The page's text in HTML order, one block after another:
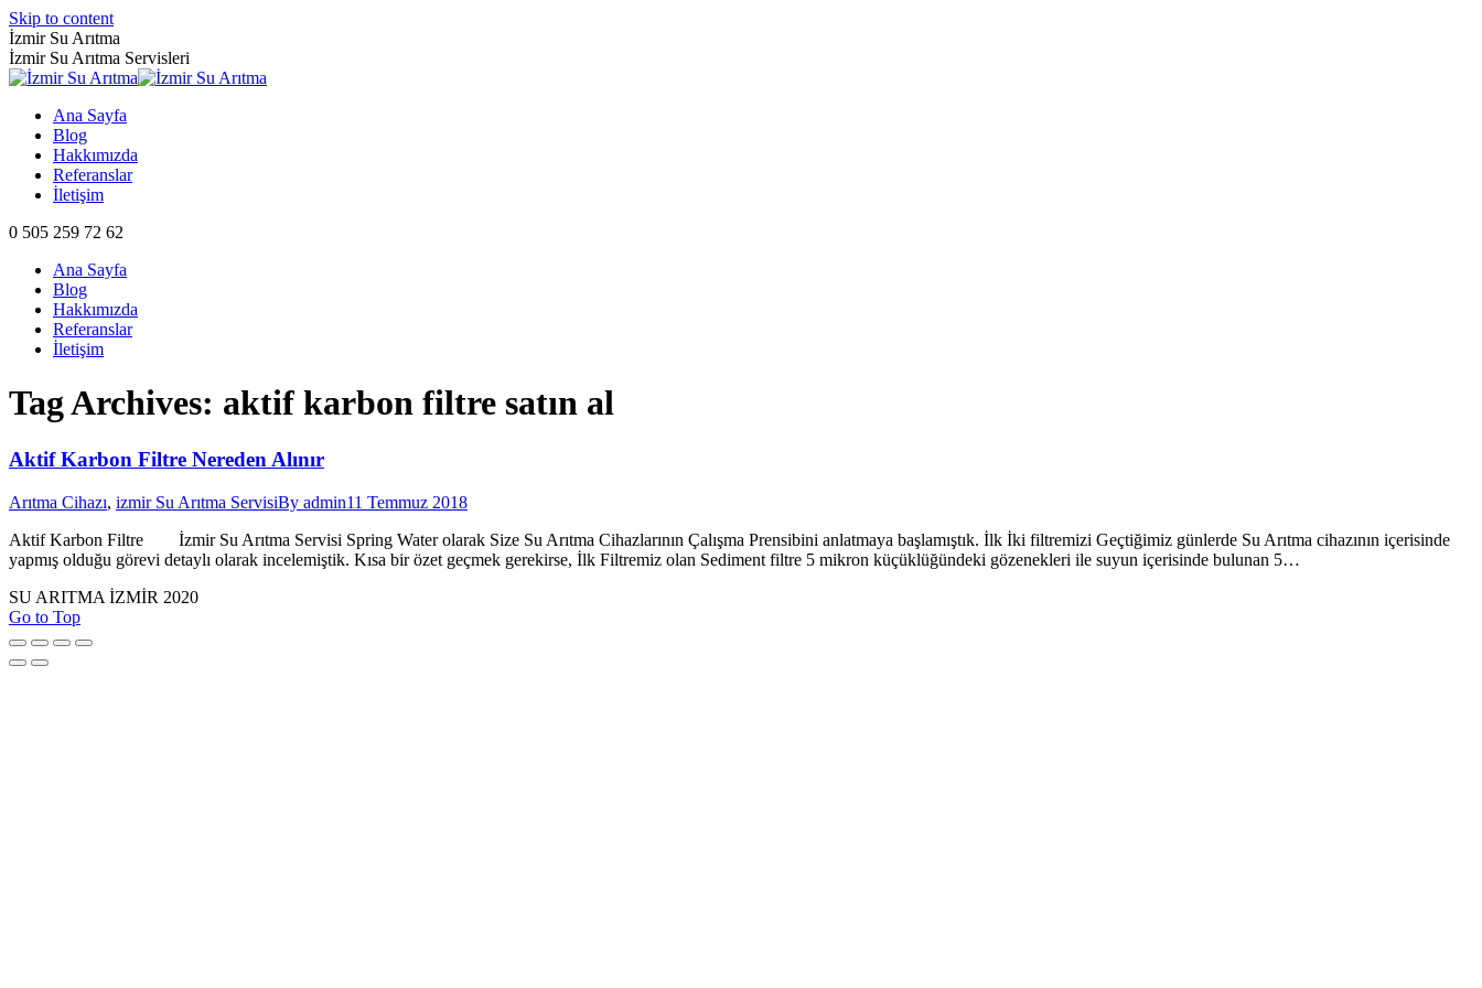
Skip to content
İzmir Su Arıtma
İzmir Su Arıtma Servisleri
Ana Sayfa
Blog
Hakkımızda
Referanslar
İletişim
0 505 259 72 62
Ana Sayfa
Blog
Hakkımızda
Referanslar
İletişim
Tag Archives: aktif karbon filtre satın al
Aktif Karbon Filtre Nereden Alınır
Arıtma Cihazı, izmir Su Arıtma ServisiBy admin11 Temmuz 2018
Aktif Karbon Filtre İzmir Su Arıtma Servisi Spring Water olarak Size Su Arıtma Cihazlarının Çalışma Prensibini anlatmaya başlamıştık. İlk İki filtremizi Geçtiğimiz günlerde Su Arıtma cihazının içerisinde
yapmış olduğu görevi detaylı olarak incelemiştik. Kısa bir özet geçmek gerekirse, İlk Filtremiz olan Sediment filtre 5 mikron küçüklüğündeki gözenekleri ile suyun içerisinde bulunan 5…
SU ARITMA İZMİR 2020
Go to Top